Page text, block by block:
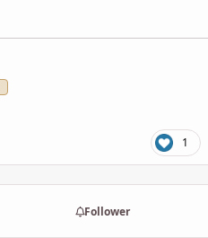
1
Follower